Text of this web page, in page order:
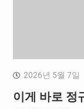
2026년 5월 7일
이게 바로 정